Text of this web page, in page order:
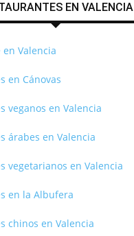
EN VALENCIA
Valencia
en Cánovas
veganos en Valencia
árabes en Valencia
vegetarianos en Valencia
en la Albufera
chinos en Valencia